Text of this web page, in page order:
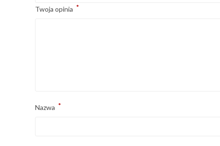
Twoja opinia *
Nazwa *